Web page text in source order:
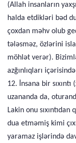
(Allah insanların
halda etdikləri bəd
çoxdan məhv olub
tələsməz, özlərini
möhlət verər).
azğınlıqları
12. İnsana bir
uzananda da,
Lakin onu
dua etməmiş kimi
yaramaz işlərində